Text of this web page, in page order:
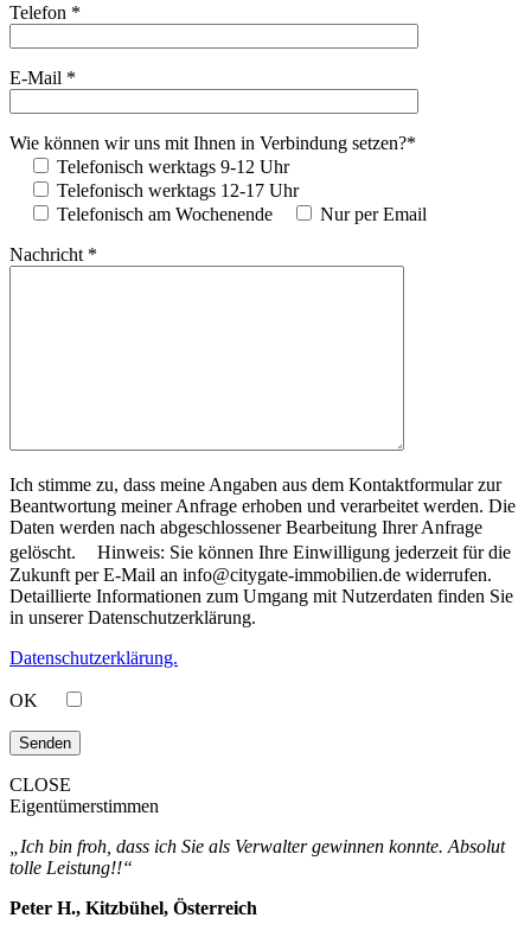
Telefon *
E-Mail *
Wie können wir uns mit Ihnen in Verbindung setzen?*
Telefonisch werktags 9-12 Uhr
Telefonisch werktags 12-17 Uhr
Telefonisch am Wochenende
Nur per Email
Nachricht *
Ich stimme zu, dass meine Angaben aus dem Kontaktformular zur
Beantwortung meiner Anfrage erhoben und verarbeitet werden. Die
Daten werden nach abgeschlossener Bearbeitung Ihrer Anfrage
gelöscht. Hinweis: Sie können Ihre Einwilligung jederzeit für die
Zukunft per E-Mail an info@citygate-immobilien.de widerrufen.
Detaillierte Informationen zum Umgang mit Nutzerdaten finden Sie
in unserer Datenschutzerklärung.
Datenschutzerklärung.
OK
CLOSE
Eigentümerstimmen
„Ich bin froh, dass ich Sie als Verwalter gewinnen konnte. Absolut
tolle Leistung!!“
Peter H., Kitzbühel, Österreich